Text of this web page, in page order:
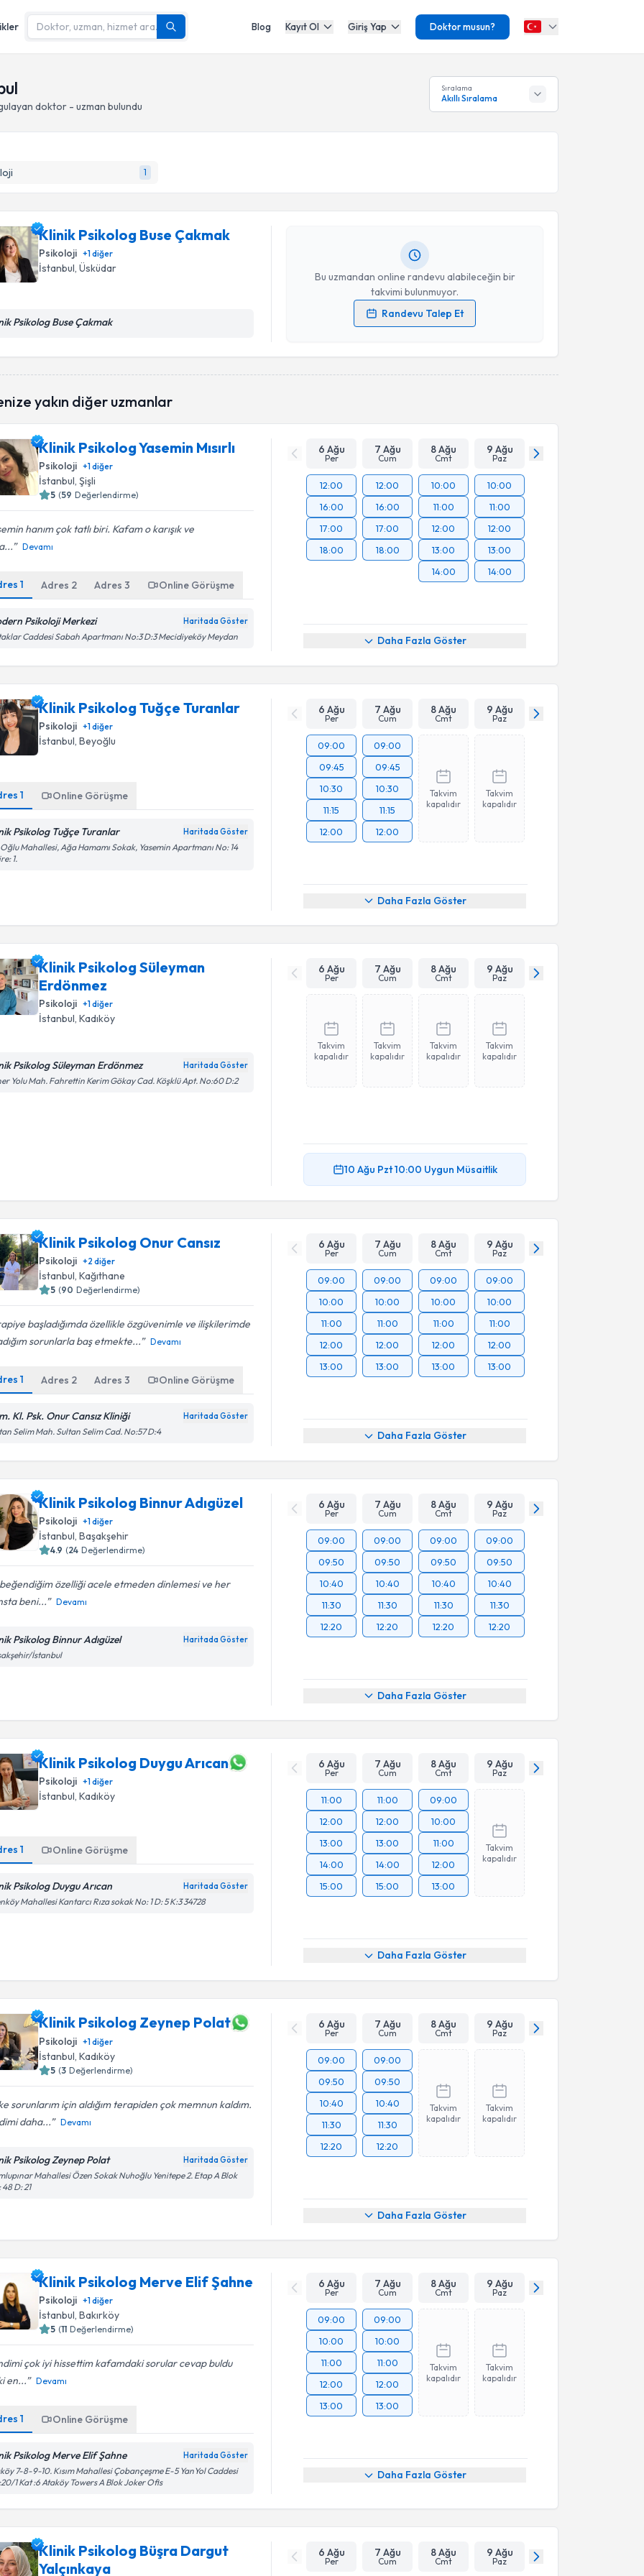
Blog Kayıt Ol Giriş Yap Doktor musun?
doktor - uzman bulundu
Sıralama
Akıllı Sıralama
1
Klinik Psikolog Buse Çakmak
Psikoloji +1diğer
İstanbul, Üsküdar
Psikolog Buse Çakmak
Bu uzmandan online randevu alabileceğin bir
takvimi bulunmuyor.
Randevu Talep Et
oluşturun. Size bu uzmandan randevu almanız için bir takvim
hazırlandığında e-posta ile bilgilendireceğiz.
Kişisel verilerimin işlenmesine ilişkinAydınlatma Metni
işlenmesini kabul ediyorum.
yakın diğer uzmanlar
Klinik Psikolog Yasemin Mısırlı
Psikoloji +1diğer
İstanbul, Şişli
5 (59 Değerlendirme)
hanım çok tatlı biri. Kafam o karışık ve
Devamı
1 Adres 2 Adres3 Online Görüşme
Psikoloji Merkezi Haritada Göster
Caddesi Sabah Apartmanı No:3 D:3 Mecidiyeköy Meydan
6 Ağu
Per
7 Ağu
Cum
8 Ağu
Cmt
9 Ağu
Paz
12:00
16:00
17:00
18:00
12:00
16:00
17:00
18:00
10:00
11:00
12:00
13:00
14:00
10:00
11:00
12:00
13:00
14:00
Daha Fazla Göster
Klinik Psikolog Tuğçe Turanlar
Psikoloji +1diğer
İstanbul , Beyoğlu
1 Online Görüşme
Psikolog Tuğçe Turanlar Haritada Göster
Mahallesi, Ağa Hamamı Sokak, Yasemin Apartmanı No: 14
1.
6 Ağu
Per
7 Ağu
Cum
8 Ağu
Cmt
9 Ağu
Paz
09:00
09:45
10:30
11:15
12:00
09:00
09:45
10:30
11:15
12:00
Takvim
kapalıdır
Takvim
kapalıdır
Daha Fazla Göster
Klinik Psikolog Süleyman
Erdönmez
Psikoloji +1diğer
İstanbul, Kadıköy
Psikolog Süleyman Erdönmez Haritada Göster
Yolu Mah. Fahrettin Kerim Gökay Cad. Köşklü Apt. No:60 D:2
6 Ağu
Per
7 Ağu
Cum
8 Ağu
Cmt
9 Ağu
Paz
Takvim
kapalıdır
Takvim
kapalıdır
Takvim
kapalıdır
Takvim
kapalıdır
10 Ağu Pzt10:00 Uygun Müsaitlik
Klinik Psikolog Onur Cansız
Psikoloji +2 diğer
İstanbul, Kağıthane
5 (90 Değerlendirme)
başladığımda özellikle özgüvenimle ve ilişkilerimde
sorunlarla baş etmekte...
Devamı
1 Adres 2 Adres3 Online Görüşme
Kl. Psk. Onur Cansız Kliniği Haritada Göster
Selim Mah. Sultan Selim Cad. No:57 D:4
6 Ağu
Per
7 Ağu
Cum
8 Ağu
Cmt
9 Ağu
Paz
09:00
10:00
11:00
12:00
13:00
09:00
10:00
11:00
12:00
13:00
09:00
10:00
11:00
12:00
13:00
09:00
10:00
11:00
12:00
13:00
Daha Fazla Göster
Klinik Psikolog Binnur Adıgüzel
Psikoloji +1diğer
İstanbul , Başakşehir
4.9 (24 Değerlendirme)
özelliği acele etmeden dinlemesi ve her
beni...
Devamı
Psikolog Binnur Adıgüzel Haritada Göster
İstanbul
6 Ağu
Per
7 Ağu
Cum
8 Ağu
Cmt
9 Ağu
Paz
09:00
09:50
10:40
11:30
12:20
09:00
09:50
10:40
11:30
12:20
09:00
09:50
10:40
11:30
12:20
09:00
09:50
10:40
11:30
12:20
Daha Fazla Göster
Klinik Psikolog Duygu Arıcan
Psikoloji +1diğer
İstanbul, Kadıköy
1 Online Görüşme
Psikolog Duygu Arıcan Haritada Göster
Mahallesi Kantarcı Rıza sokak No: 1 D: 5 K:3 34728
6 Ağu
Per
7 Ağu
Cum
8 Ağu
Cmt
9 Ağu
Paz
11:00
12:00
13:00
14:00
15:00
11:00
12:00
13:00
14:00
15:00
09:00
10:00
11:00
12:00
13:00
Takvim
kapalıdır
Daha Fazla Göster
Klinik Psikolog Zeynep Polat
Psikoloji +1diğer
İstanbul , Kadıköy
5 (3 Değerlendirme)
sorunlarım için aldığım terapiden çok memnun kaldım.
daha...
Devamı
Psikolog Zeynep Polat Haritada Göster
Mahallesi Özen Sokak Nuhoğlu Yenitepe 2. Etap A Blok
48 D: 21
6 Ağu
Per
7 Ağu
Cum
8 Ağu
Cmt
9 Ağu
Paz
09:00
09:50
10:40
11:30
12:20
09:00
09:50
10:40
11:30
12:20
Takvim
kapalıdır
Takvim
kapalıdır
Daha Fazla Göster
Klinik Psikolog Merve Elif Şahne
Psikoloji +1diğer
İstanbul, Bakırköy
5 (11 Değerlendirme)
çok iyi hissettim kafamdaki sorular cevap buldu
en...
Devamı
1 Online Görüşme
Psikolog Merve Elif Şahne Haritada Göster
7-8-9-10. Kısım Mahallesi Çobançeşme E-5 YanYol Caddesi
1 Kat :6 Ataköy Towers A Blok Joker Ofis
6 Ağu
Per
7 Ağu
Cum
8 Ağu
Cmt
9 Ağu
Paz
09:00
10:00
11:00
12:00
13:00
09:00
10:00
11:00
12:00
13:00
Takvim
kapalıdır
Takvim
kapalıdır
Daha Fazla Göster
Klinik Psikolog Büşra Dargut
Yalçınkaya
6 Ağu
Per
7 Ağu
Cum
8 Ağu
Cmt
9 Ağu
Paz